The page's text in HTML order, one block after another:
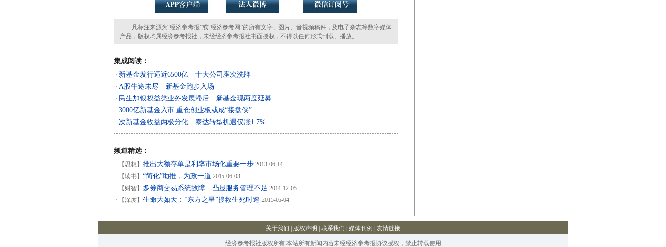
凡标注来源为“经济参考报”或“经济参考网”的所有文字、图片、音视频稿件，及电子杂志等数字媒体
产品，版权均属经济参考报社，未经经济参考报社书面授权，不得以任何形式刊载、播放。
集成阅读：
· 新基金发行逼近6500亿 十大公司座次洗牌
· A股牛途未尽 新基金跑步入场
· 民生加银权益类业务发展滞后 新基金现两度延募
· 3000亿新基金入市 重仓创业板或成“接盘侠”
· 次新基金收益两极分化 泰达转型机遇仅涨1.7%
频道精选：
· 【思想】 推出大额存单是利率市场化重要一步 2013-06-14
·
【读书】 “简化”助推，为政一道 2015-06-03
·
【财智】 多券商交易系统故障 凸显服务管理不足 2014-12-05
·
【深度】 生命大如天：“东方之星”搜救生死时速 2015-06-04
关于我们 版权声明 联系我们 媒体刊例 友情链接
经济参考报社版权所有 本站所有新闻内容未经经济参考报协议授权，禁止转载使用